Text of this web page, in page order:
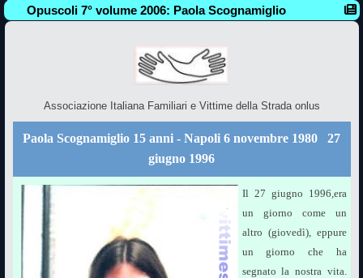
Opuscoli 7° volume 2006: Paola Scognamiglio
Associazione Italiana Familiari e Vittime della Strada onlus
Paola Scognamiglio 15 anni - Napoli 6 novembre 1980  27
giugno 1996
Il 27 giugno 1996,era
un giorno come un
altro (giovedì), eppure
un giorno che ha
segnato la nostra vita.